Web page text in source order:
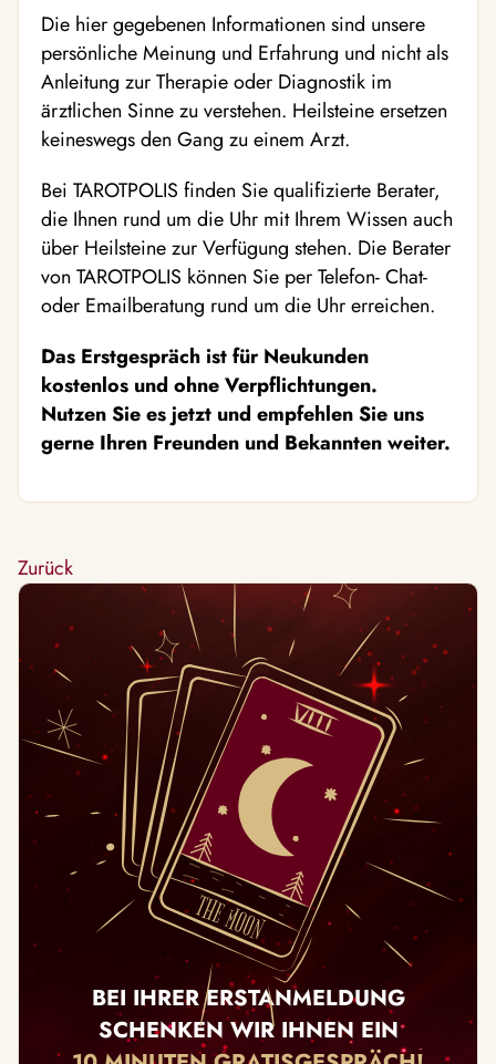
Die hier gegebenen Informationen sind unsere
persönliche Meinung und Erfahrung und nicht als
Anleitung zur Therapie oder Diagnostik im
ärztlichen Sinne zu verstehen. Heilsteine ersetzen
keineswegs den Gang zu einem Arzt.
Bei TAROTPOLIS finden Sie qualifizierte Berater,
die Ihnen rund um die Uhr mit Ihrem Wissen auch
über Heilsteine zur Verfügung stehen. Die Berater
von TAROTPOLIS können Sie per Telefon- Chat-
oder Emailberatung rund um die Uhr erreichen.
Das Erstgespräch ist für Neukunden
kostenlos und ohne Verpflichtungen.
Nutzen Sie es jetzt und empfehlen Sie uns
gerne Ihren Freunden und Bekannten weiter.
Zurück
BEI IHRER ERSTANMELDUNG
SCHENKEN WIR IHNEN EIN